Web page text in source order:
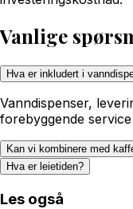
Vanlige
Hva er inkludert i
Vanndispenser,
forebyggende
Kan vi kombinere med
Hva er leietiden?
Les også